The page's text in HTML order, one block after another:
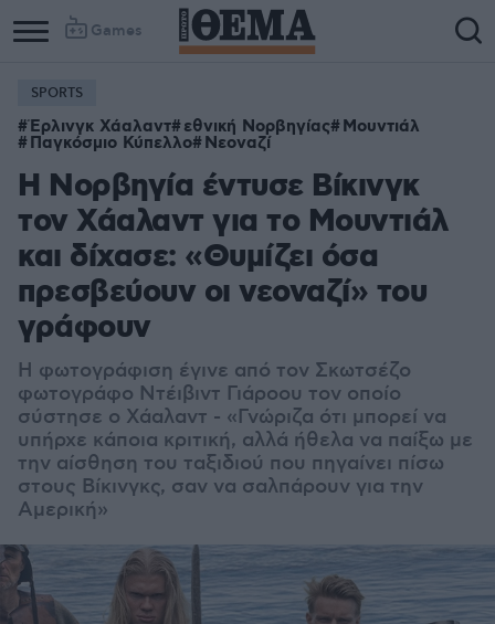
Games
SPORTS
Έρλινγκ Χάαλαντ εθνική Νορβηγίας Μουντιάλ
Παγκόσμιο Κύπελλο Νεοναζί
Η Νορβηγία έντυσε Βίκινγκ
τον Χάαλαντ για το Μουντιάλ
και δίχασε: «Θυμίζει όσα
πρεσβεύουν οι νεοναζί» του
γράφουν
Η φωτογράφιση έγινε από τον Σκωτσέζο
φωτογράφο Ντέιβιντ Γιάροου τον οποίο
σύστησε ο Χάαλαντ - «Γνώριζα ότι μπορεί να
υπήρχε κάποια κριτική, αλλά ήθελα να παίξω με
την αίσθηση του ταξιδιού που πηγαίνει πίσω
στους Βίκινγκς, σαν να σαλπάρουν για την
Αμερική»